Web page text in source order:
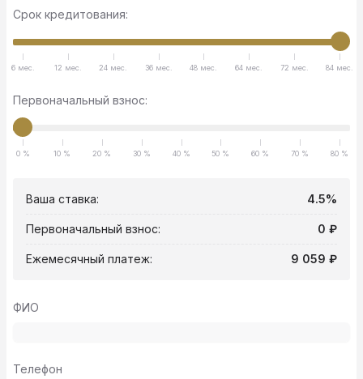
Срок кредитования:
6 мес. 12 мес. 24 мес. 36 мес. 48 мес. 64 мес. 72 мес. 84 мес.
Первоначальный взнос:
0 % 10 % 20 % 30 % 40 % 50 % 60 % 70 % 80 %
Ваша ставка: 4.5%
Первоначальный взнос: 0 ₽
Ежемесячный платеж: 9 059 ₽
ФИО
Телефон